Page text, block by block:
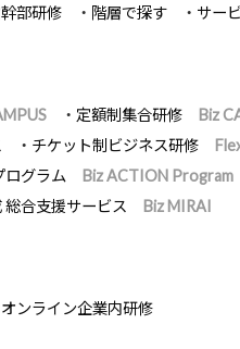
部研修 階層で探す サー
定額制集合研修
Biz
チケット制ビジネス研修
ログラム
Biz ACTION Program
合支援サービス
Biz MIRAI
オンライン企業内研修